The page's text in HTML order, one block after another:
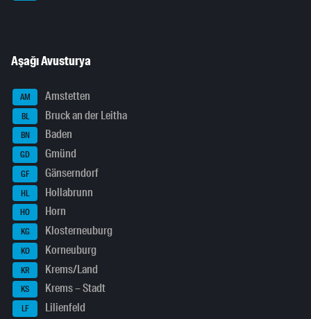
Aşağı Avusturya
AM Amstetten
BL Bruck an der Leitha
BN Baden
GD Gmünd
GF Gänserndorf
HL Hollabrunn
HO Horn
KG Klosterneuburg
KO Korneuburg
KR Krems/Land
KS Krems – Stadt
LF Lilienfeld